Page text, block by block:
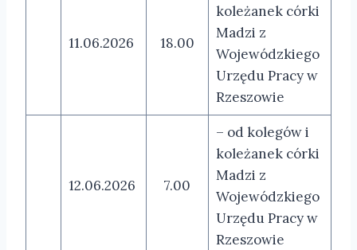
11.06.2026 18.00
koleżanek córki
Madzi z
Wojewódzkiego
Urzędu Pracy w
Rzeszowie
12.06.2026 7.00
– od kolegów i
koleżanek córki
Madzi z
Wojewódzkiego
Urzędu Pracy w
Rzeszowie